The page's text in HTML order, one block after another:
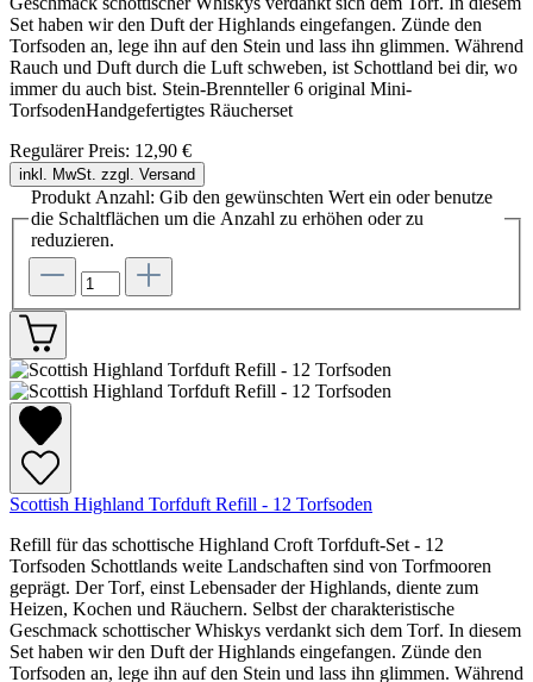
Set haben wir den Duft der Highlands eingefangen. Zünde den
Torfsoden an, lege ihn auf den Stein und lass ihn glimmen. Während
Rauch und Duft durch die Luft schweben, ist Schottland bei dir, wo
immer du auch bist. Stein-Brennteller 6 original Mini-
TorfsodenHandgefertigtes Räucherset
Regulärer Preis: 12,90 €
inkl. MwSt. zzgl. Versand
Produkt Anzahl: Gib den gewünschten Wert ein oder benutze
die Schaltflächen um die Anzahl zu erhöhen oder zu
reduzieren.
Scottish Highland Torfduft Refill - 12 Torfsoden
Refill für das schottische Highland Croft Torfduft-Set - 12
Torfsoden Schottlands weite Landschaften sind von Torfmooren
geprägt. Der Torf, einst Lebensader der Highlands, diente zum
Heizen, Kochen und Räuchern. Selbst der charakteristische
Geschmack schottischer Whiskys verdankt sich dem Torf. In diesem
Set haben wir den Duft der Highlands eingefangen. Zünde den
Torfsoden an, lege ihn auf den Stein und lass ihn glimmen. Während